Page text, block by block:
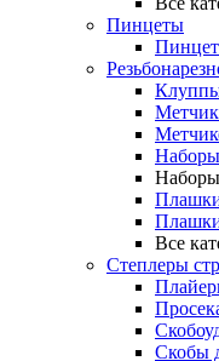
Пинцеты
Наборы
Плашки
Все
Степлеры
Скобы